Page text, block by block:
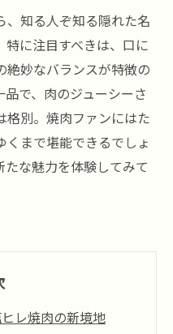
、知る人ぞ知る隠れた名
に注目すべきは、口に
絶妙なバランスが特徴の
で、肉のジューシーさ
格別。焼肉ファンにはた
くまで堪能できるでしょ
な魅力を体験してみて
レ焼肉の新境地